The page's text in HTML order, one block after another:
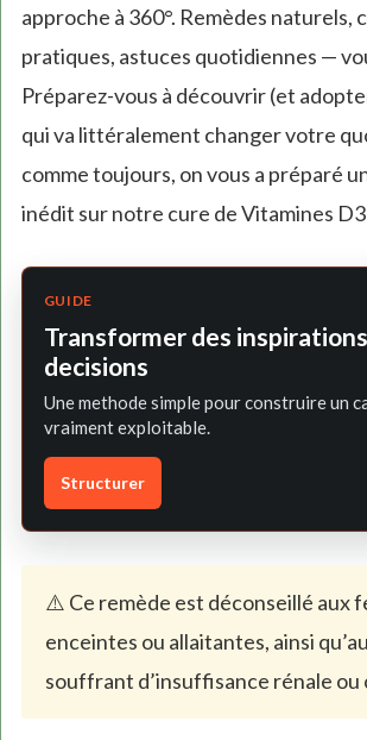
approche à 360°. Remèdes naturels,
pratiques, astuces quotidiennes —
Préparez-vous à découvrir (et
qui va littéralement changer votre
comme toujours, on vous a préparé
inédit sur notre cure de Vitamines
GUIDE
Transformer des
decisions
Une methode simple pour construire un
vraiment exploitable.
Structurer
⚠️ Ce remède est déconseillé aux
enceintes ou allaitantes, ainsi
souffrant d’insuffisance rénale ou